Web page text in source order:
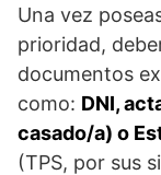
Una vez
prioridad,
documentos
como: DNI,
casado/a) o
(TPS, por sus